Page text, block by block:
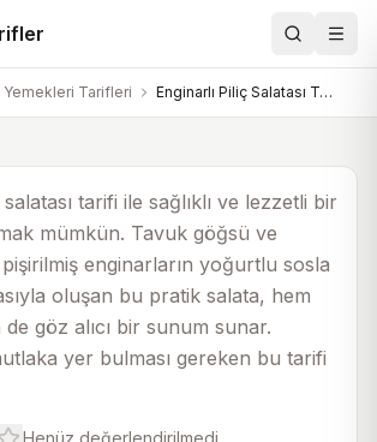
Ara
Tarifleri Enginarlı Piliç Salatası Tarifi
Tarifleri
Salatası Tarifi
4
tarifi ile sağlıklı ve lezzetli bir
mümkün. Tavuk göğsü ve
enginarların yoğurtlu sosla
oluşan bu pratik salata, hem
göz alıcı bir sunum sunar.
yer bulması gereken bu tarifi
Henüz değerlendirilmedi